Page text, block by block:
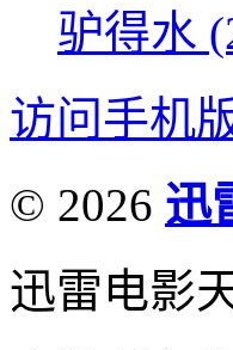
驴得水
访问手机
© 2026 迅
迅雷电影